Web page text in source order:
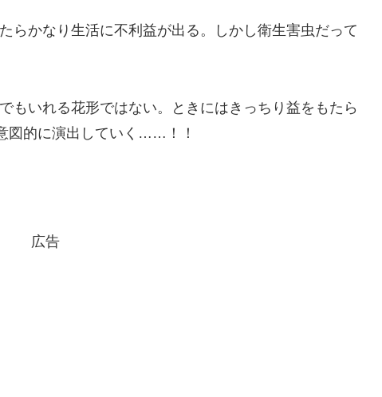
らかなり生活に不利益が出る。しかし衛生害虫だって
いれる花形ではない。ときにはきっちり益をもたら
図的に演出していく……！！
広告